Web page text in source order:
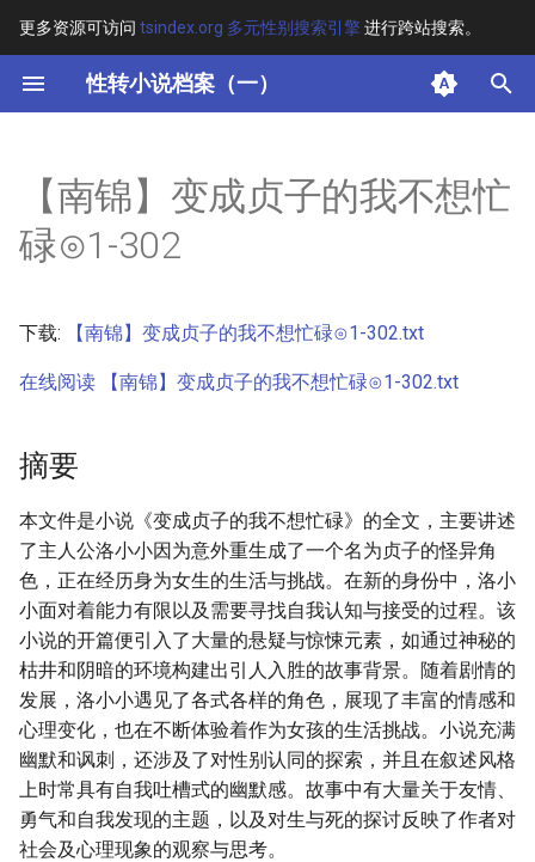
更多资源可访问 tsindex.org 多元性别搜索引擎进行跨站搜索。
性转小说档案（一）
键
始
索
其他信息 [Processed Page
Metadata]
【南锦】变成贞子的我不想忙
碌⊙1-302
下载: 【南锦】变成贞子的我不想忙碌⊙1-302.txt
在线阅读 【南锦】变成贞子的我不想忙碌⊙1-302.txt
摘要
本文件是小说《变成贞子的我不想忙碌》的全文，主要讲述
了主人公洛小小因为意外重生成了一个名为贞子的怪异角
色，正在经历身为女生的生活与挑战。在新的身份中，洛小
小面对着能力有限以及需要寻找自我认知与接受的过程。该
小说的开篇便引入了大量的悬疑与惊悚元素，如通过神秘的
枯井和阴暗的环境构建出引人入胜的故事背景。随着剧情的
发展，洛小小遇见了各式各样的角色，展现了丰富的情感和
心理变化，也在不断体验着作为女孩的生活挑战。小说充满
幽默和讽刺，还涉及了对性别认同的探索，并且在叙述风格
上时常具有自我吐槽式的幽默感。故事中有大量关于友情、
勇气和自我发现的主题，以及对生与死的探讨反映了作者对
社会及心理现象的观察与思考。